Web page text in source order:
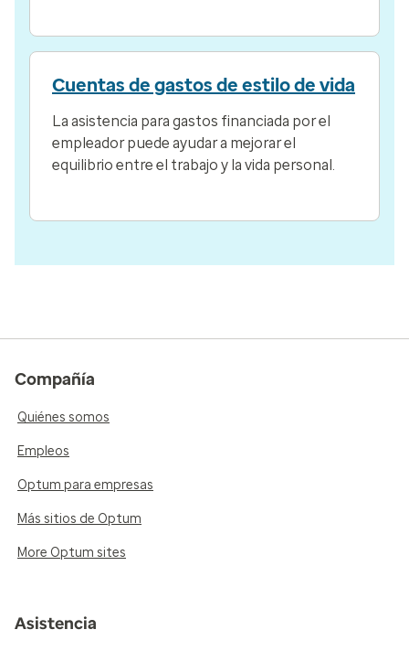
Cuentas de gastos de estilo de vida
La asistencia para gastos financiada por el
empleador puede ayudar a mejorar el
equilibrio entre el trabajo y la vida personal.
Compañía
Quiénes somos
Empleos
Optum para empresas
Más sitios de Optum
More Optum sites
Asistencia